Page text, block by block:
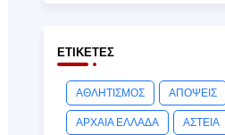
ΕΤΙΚΈΤΕΣ
ΑΘΛΗΤΙΣΜΟΣ ΑΠΟΨΕΙΣ
ΑΡΧΑΙΑ ΕΛΛΑΔΑ ΑΣΤΕΙΑ